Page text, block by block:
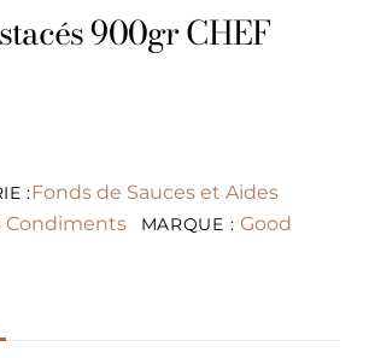
900gr CHEF
:Fonds de Sauces et Aides
Condiments MARQUE : Good